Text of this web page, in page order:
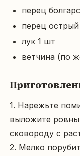
перец
перец
лук 1 шт
ветчина (по
1. Нарежьте
выложите
сковороду с
2. Мелко